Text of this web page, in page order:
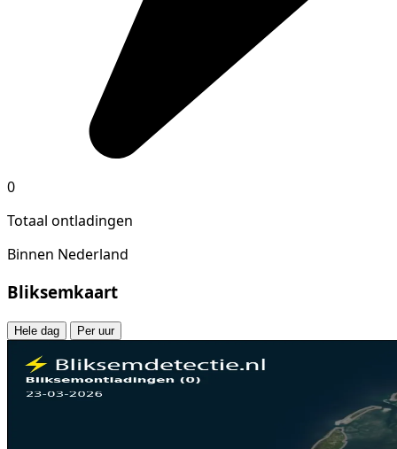
0
Totaal ontladingen
Binnen Nederland
Bliksemkaart
Hele dag Per uur